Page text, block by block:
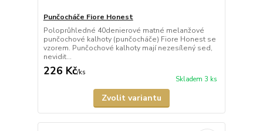
Punčocháče Fiore Honest
Poloprůhledné 40denierové matné melanžové
punčochové kalhoty (punčocháče) Fiore Honest se
vzorem. Punčochové kalhoty mají nezesílený sed,
nevidit...
226 Kč/ks
Skladem 3 ks
Zvolit variantu